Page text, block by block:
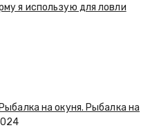
я использую для ловли
на окуня. Рыбалка на